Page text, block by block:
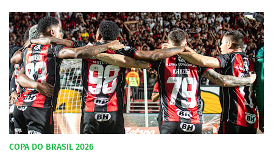
COPA DO BRASIL 2026